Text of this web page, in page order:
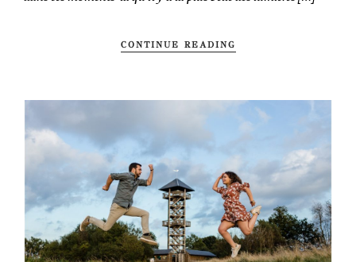
CONTINUE READING